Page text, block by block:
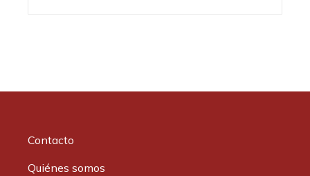
Contacto
Quiénes somos